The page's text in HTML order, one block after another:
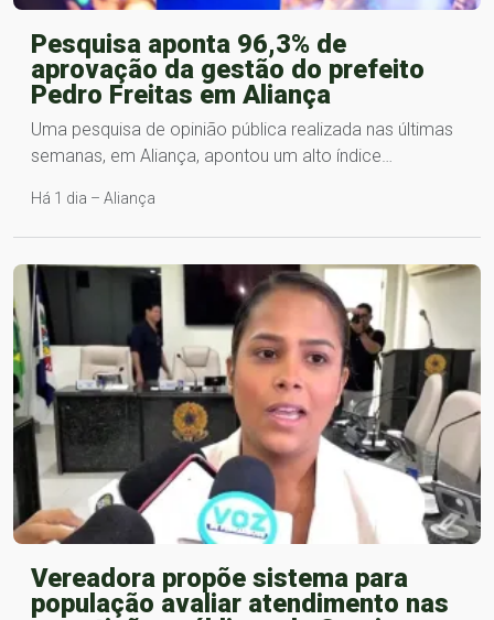
Pesquisa aponta 96,3% de
aprovação da gestão do prefeito
Pedro Freitas em Aliança
Uma pesquisa de opinião pública realizada nas últimas
semanas, em Aliança, apontou um alto índice…
Há 1 dia – Aliança
Vereadora propõe sistema para
população avaliar atendimento nas